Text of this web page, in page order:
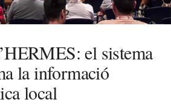
el sistema
la informació
local